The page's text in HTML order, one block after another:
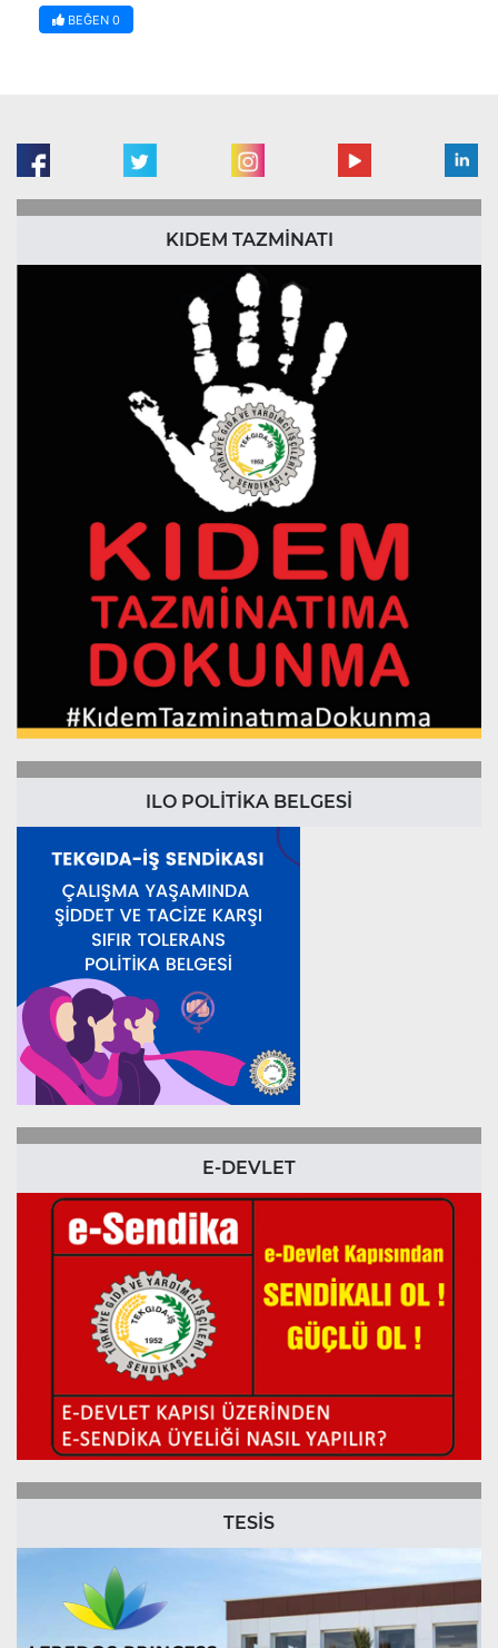
BEĞEN 0
KIDEM TAZMİNATI
ILO POLİTİKA BELGESİ
E-DEVLET
TESİS